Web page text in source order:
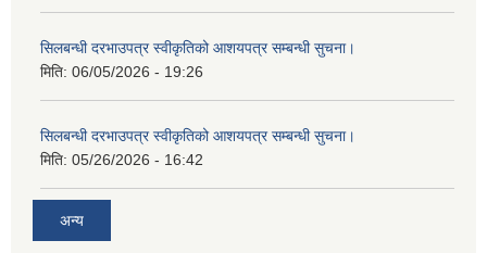
सिलबन्धी दरभाउपत्र स्वीकृतिको आशयपत्र सम्बन्धी सुचना।
मिति: 06/05/2026 - 19:26
सिलबन्धी दरभाउपत्र स्वीकृतिको आशयपत्र सम्बन्धी सुचना।
मिति: 05/26/2026 - 16:42
अन्य